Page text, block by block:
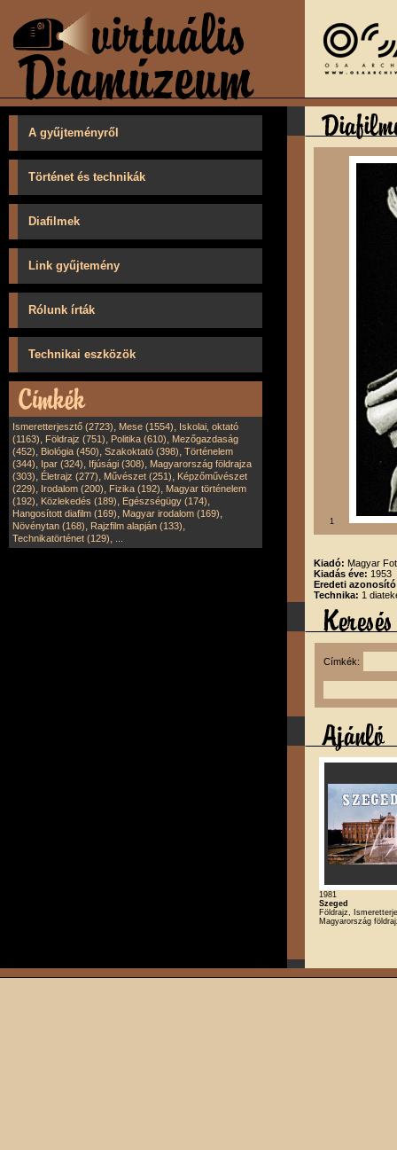
A gyűjteményről
Történet és technikák
Diafilmek
Link gyűjtemény
Rólunk írták
Technikai eszközök
Ismeretterjesztő (2723), Mese (1554), Iskolai, oktató
(1163), Földrajz (751), Politika (610), Mezőgazdaság
(452), Biológia (450), Szakoktató (398), Történelem
(344), Ipar (324), Ifjúsági (308), Magyarország földrajza
(303), Életrajz (277), Művészet (251), Képzőművészet
(229), Irodalom (200), Fizika (192), Magyar történelem
(192), Közlekedés (189), Egészségügy (174),
Hangosított diafilm (169), Magyar irodalom (169),
Növénytan (168), Rajzfilm alapján (133),
Technikatörténet (129),
1
Kiadó: Magyar
Kiadás éve: 1953
Eredeti
Technika: 1
Címkék:
1981
Szeged
Földrajz,
Magyarország